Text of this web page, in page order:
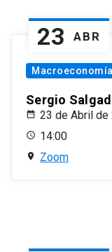
23 ABR
Macroeconomía
Sergio
23 de Abril de
14:00
Zoom